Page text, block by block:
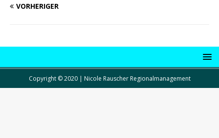
VORHERIGER
Copyright © 2020 | Nicole Rauscher Regionalmanagement